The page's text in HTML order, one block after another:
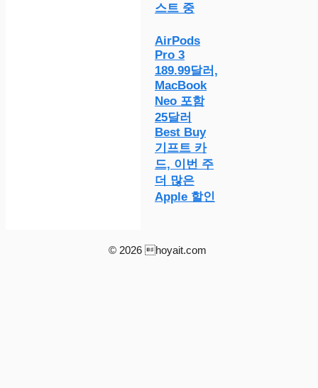
스트 중
AirPods
Pro 3
189.99달러,
MacBook
Neo 포함
25달러
Best Buy
기프트 카
드, 이번 주
더 많은
Apple 할인
© 2026 hoyait.com